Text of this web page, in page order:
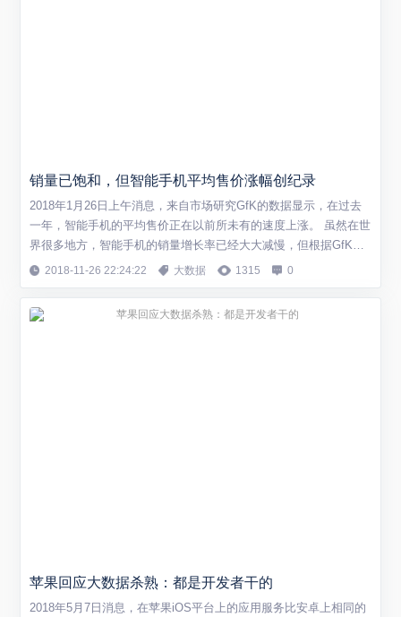
销量已饱和，但智能手机平均售价涨幅创纪录
2018年1月26日上午消息，来自市场研究GfK的数据显示，在过去
一年，智能手机的平均售价正在以前所未有的速度上涨。 虽然在世
界很多地方，智能手机的销量增长率已经大大减慢，但根据GfK的
数据显示，去年第三季度，智能手机的平均售价以创纪录的速度上
涨，第四季度再次上涨。消费者平均每年支付363美元，同比增长1
0%。这也是季度增长最快的一个季度。 若对比2016年和2017年的
第四季度，全球...
2018-11-26 22:24:22 大数据 1315 0
苹果回应大数据杀熟：都是开发者干的
2018年5月7日消息，在苹果iOS平台上的应用服务比安卓上相同的